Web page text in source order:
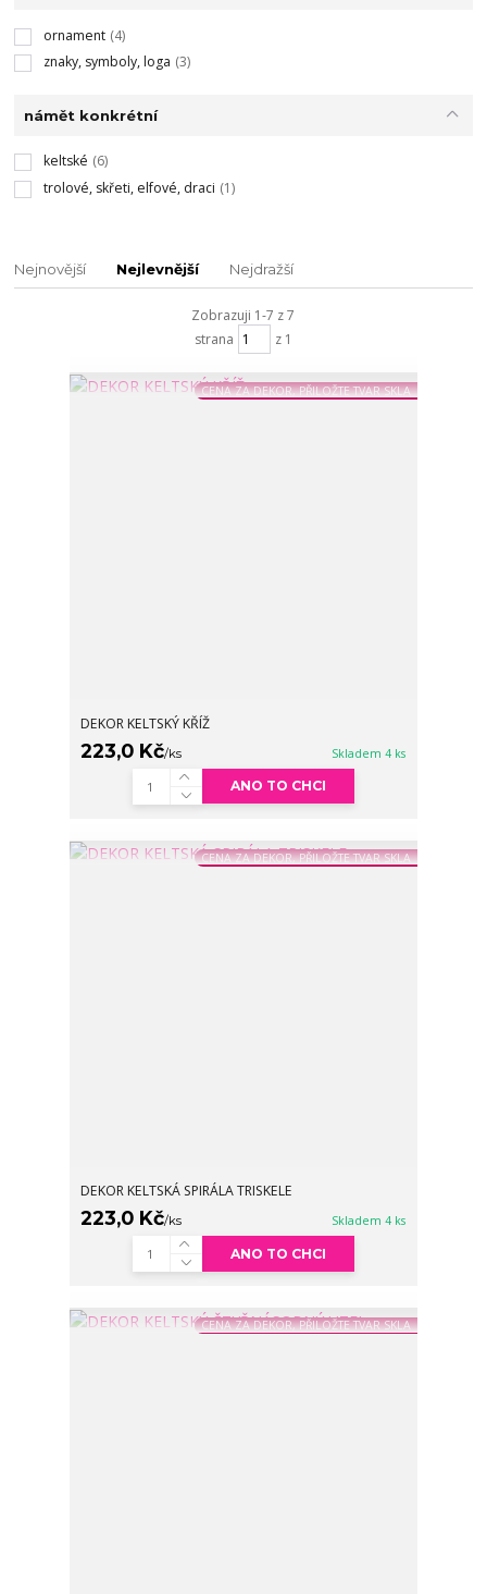
ornament (4)
znaky, symboly, loga (3)
námět konkrétní
keltské (6)
trolové, skřeti, elfové, draci (1)
Nejnovější Nejlevnější Nejdražší
Zobrazuji 1-7 z 7
strana
z 1
CENA ZA DEKOR, PŘILOŽTE TVAR SKLA
DEKOR KELTSKÝ KŘÍŽ
223,0 Kč/ks Skladem 4 ks
ANO TO CHCI
CENA ZA DEKOR, PŘILOŽTE TVAR SKLA
DEKOR KELTSKÁ SPIRÁLA TRISKELE
223,0 Kč/ks Skladem 4 ks
ANO TO CHCI
CENA ZA DEKOR, PŘILOŽTE TVAR SKLA